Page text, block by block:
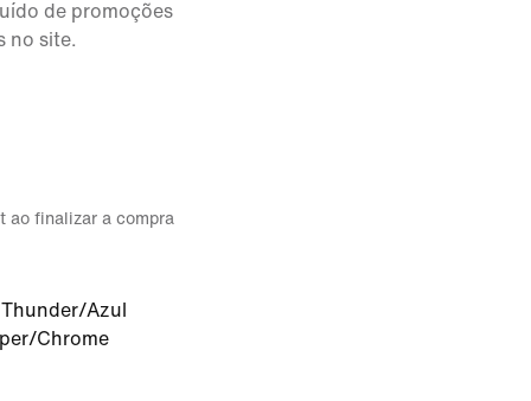
de promoções
no site.
ao finalizar a compra
Azul
Chrome